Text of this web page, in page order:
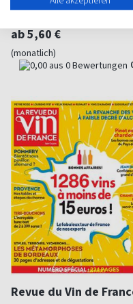
Dekorieren, kochen und sich
ab 5,60 €
(monatlich)
Revue du Vin de